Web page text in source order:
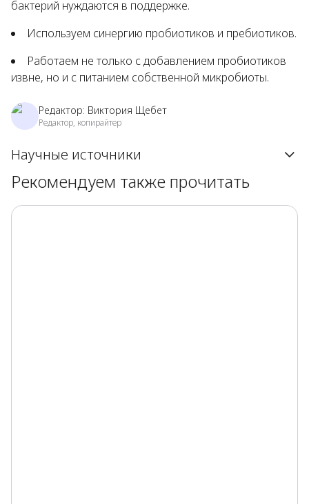
бактерий нуждаются в поддержке.
Используем синергию пробиотиков и пребиотиков.
Работаем не только с добавлением пробиотиков
извне, но и с питанием собственной микробиоты.
Редактор: Виктория Щебет
Редактор, копирайтер
Научные источники
Рекомендуем также прочитать